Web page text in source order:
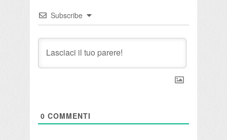
Subscribe
0 COMMENTI